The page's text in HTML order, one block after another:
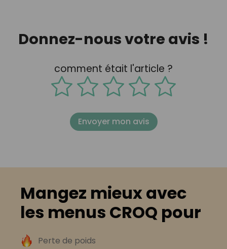
Donnez-nous votre avis !
comment était l'article ?
Envoyer mon avis
Mangez mieux avec
les menus CROQ pour
Perte de poids